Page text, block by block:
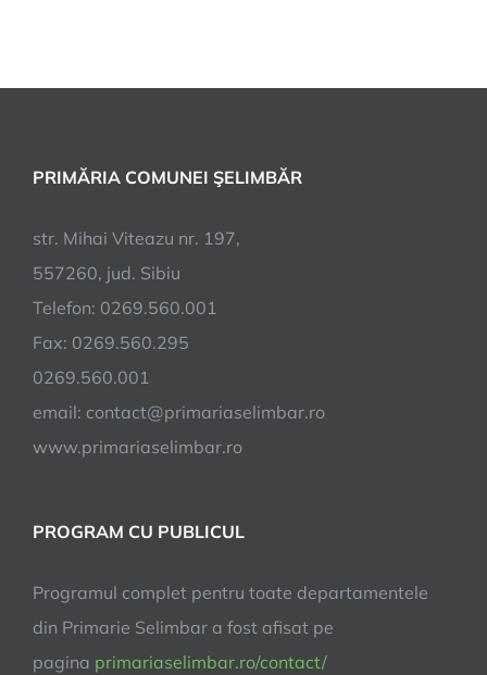
PRIMĂRIA COMUNEI ŞELIMBĂR
str. Mihai Viteazu nr. 197,
557260, jud. Sibiu
Telefon: 0269.560.001
Fax: 0269.560.295
0269.560.001
email: contact@primariaselimbar.ro
www.primariaselimbar.ro
PROGRAM CU PUBLICUL
Programul complet pentru toate departamentele
din Primarie Selimbar a fost afisat pe
pagina primariaselimbar.ro/contact/